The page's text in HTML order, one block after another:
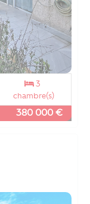
3
chambre(s)
380 000 €